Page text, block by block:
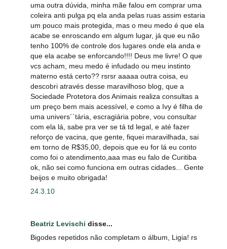
uma outra dúvida, minha mãe falou em comprar uma
coleira anti pulga pq ela anda pelas ruas assim estaria
um pouco mais protegida, mas o meu medo é que ela
acabe se enroscando em algum lugar, já que eu não
tenho 100% de controle dos lugares onde ela anda e
que ela acabe se enforcando!!!! Deus me livre! O que
vcs acham, meu medo é infudado ou meu instinto
materno está certo?? rsrsr aaaaa outra coisa, eu
descobri através desse maravilhoso blog, que a
Sociedade Protetora dos Animais realiza consultas a
um preço bem mais acessível, e como a Ivy é filha de
uma univers´´tária, escragiária pobre, vou consultar
com ela lá, sabe pra ver se tá td legal, e até fazer
reforço de vacina, que gente, fiquei maravilhada, sai
em torno de R$35,00, depois que eu for lá eu conto
como foi o atendimento,aaa mas eu falo de Curitiba
ok, não sei como funciona em outras cidades... Gente
beijos e muito obrigada!
24.3.10
Beatriz Levischi disse...
Bigodes repetidos não completam o álbum, Ligia! rs